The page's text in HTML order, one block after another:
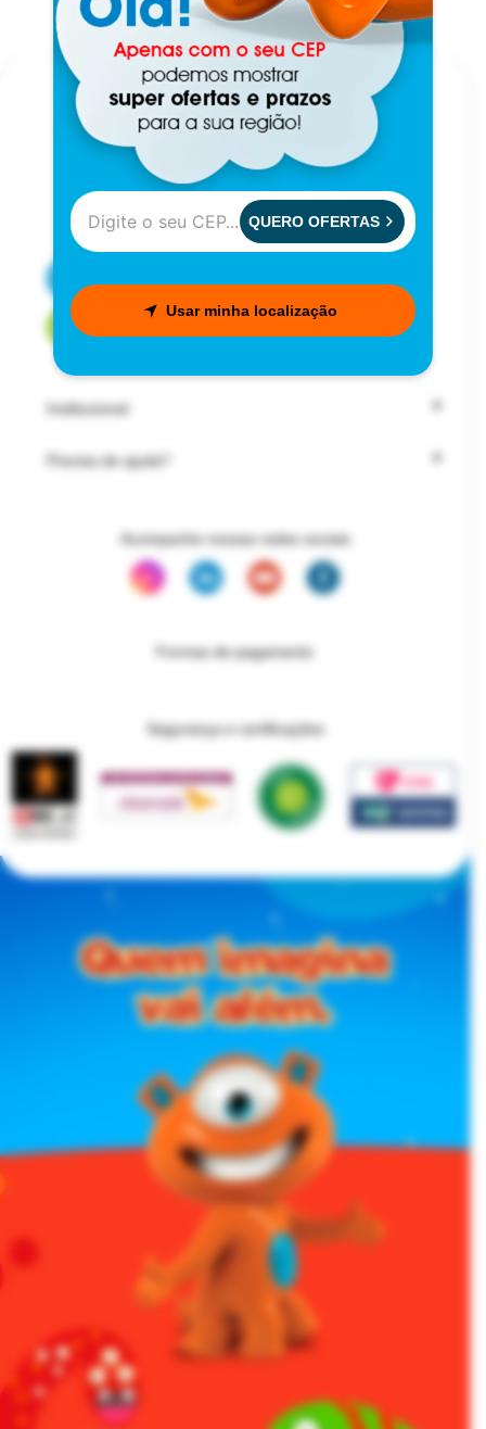
Institucional
Precisa de ajuda?
Acompanhe nossas redes sociais
Formas de pagamento
Segurança e certificações
QUERO OFERTAS
Usar minha localização